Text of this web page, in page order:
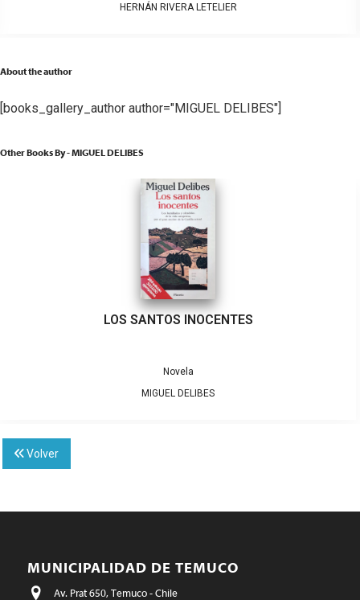
HERNÁN RIVERA LETELIER
About the author
[books_gallery_author author="MIGUEL DELIBES"]
Other Books By - MIGUEL DELIBES
LOS SANTOS INOCENTES
Novela
MIGUEL DELIBES
Volver
MUNICIPALIDAD DE TEMUCO
Av. Prat 650, Temuco - Chile